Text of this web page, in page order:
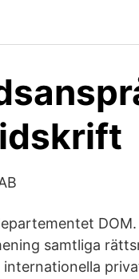
samtliga
internationella